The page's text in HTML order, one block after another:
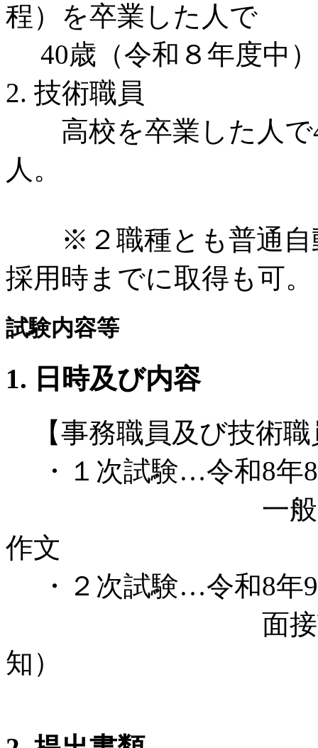
程）を卒業した人で
40歳（令和８年度中
2. 技術職員
高校を卒業した人で
人。
※２職種とも普通自
採用時までに取得も可。
試験内容等
1. 日時及び内容
【事務職員及び技術職
・１次試験…令和8年8
一般知識問題
作文
・２次試験…令和8年9
面接試験（第
知）